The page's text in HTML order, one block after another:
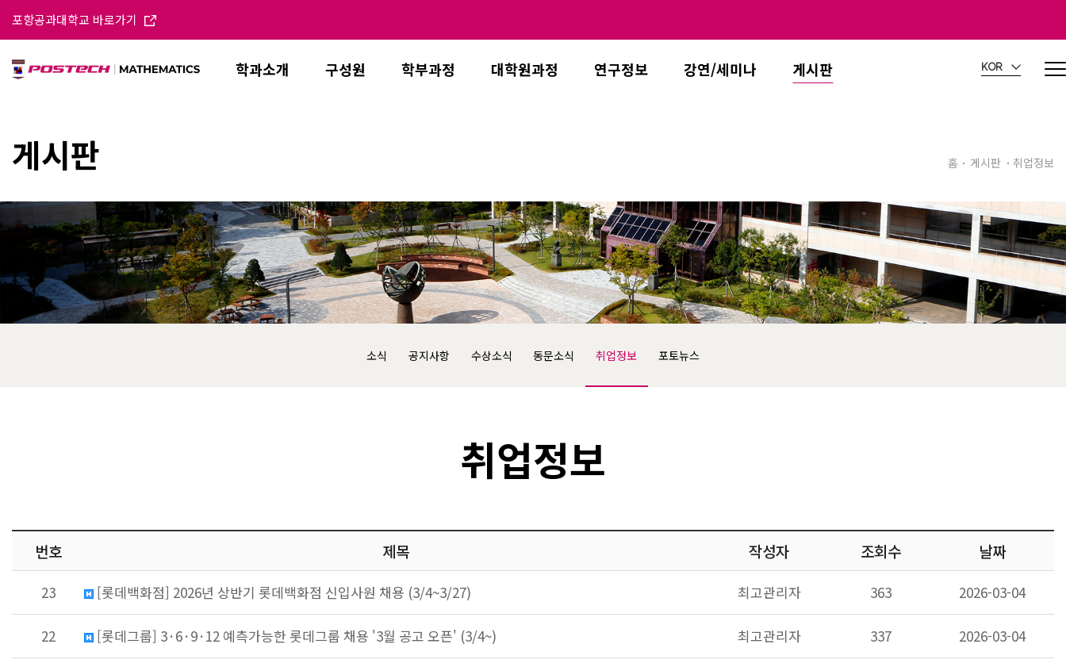
포항공과대학교 바로가기
학과소개 구성원 학부과정 대학원과정 연구정보 강연/세미나 게시판 KOR
게시판 홈 게시판 취업정보
소식 공지사항 수상소식 동문소식 취업정보 포토뉴스
취업정보
번호 제목 작성자 조회수 날짜
23 [롯데백화점] 2026년 상반기 롯데백화점 신입사원 채용 (3/4~3/27) 최고관리자 363 2026-03-04
22 [롯데그룹] 3·6·9·12 예측가능한 롯데그룹 채용 '3월 공고 오픈' (3/4~) 최고관리자 337 2026-03-04